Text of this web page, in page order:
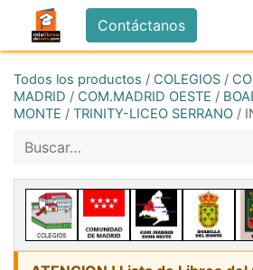
Contáctanos
Todos los productos / COLEGIOS /
MADRID / COM.MADRID OESTE /
MONTE / TRINITY-LICEO SERRANO /